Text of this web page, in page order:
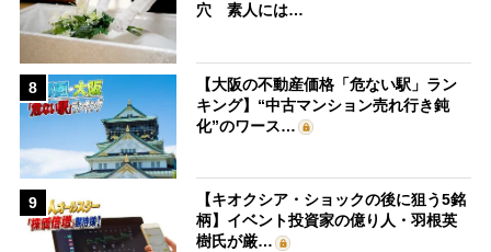
穴 素人には…
8
【大阪の不動産価格「危ない駅」ラン
キング】“中古マンション売れ行き鈍
化”のワース…
9
【キオクシア・ショックの後に狙う5銘
柄】イベント投資家の億り人・羽根英
樹氏が厳…